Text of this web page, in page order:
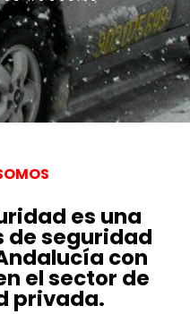
es una
de seguridad
con
el sector de
privada.